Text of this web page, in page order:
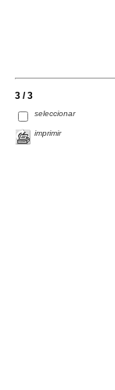
3 / 3
seleccionar
imprimir